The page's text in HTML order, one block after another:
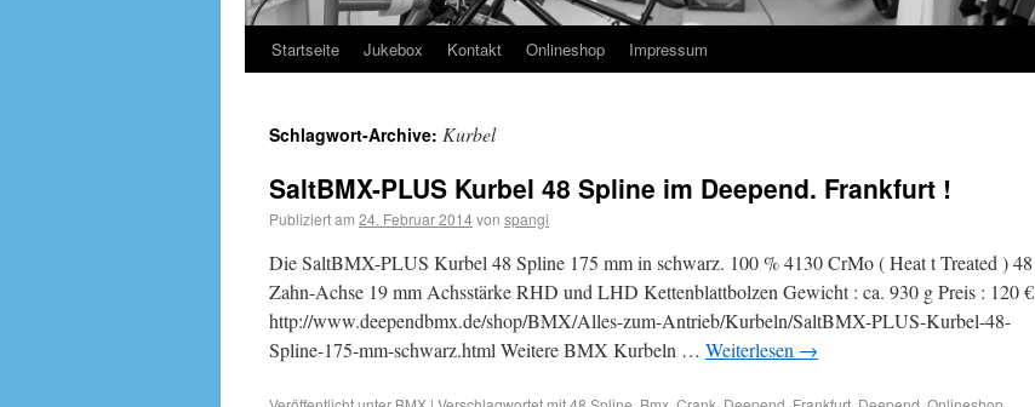
Startseite Jukebox Kontakt Onlineshop Impressum
Schlagwort-Archive: Kurbel
SaltBMX-PLUS Kurbel 48 Spline im Deepend. Frankfurt !
Publiziert am 24. Februar 2014von spangi
Die SaltBMX-PLUS Kurbel 48 Spline 175 mm in schwarz. 100 % 4130 CrMo ( Heat t Treated ) 48
Zahn-Achse 19 mm Achsstärke RHD und LHD Kettenblattbolzen Gewicht : ca. 930 g Preis : 120 €
http://www.deependbmx.de/shop/BMX/Alles-zum-Antrieb/Kurbeln/SaltBMX-PLUS-Kurbel-48-
Spline-175-mm-schwarz.html Weitere BMX Kurbeln … Weiterlesen →